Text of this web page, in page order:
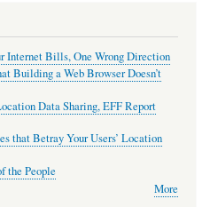
Internet Bills, One Wrong Direction
Building a Web Browser Doesn’t
Data Sharing, EFF Report
that Betray Your Users’ Location
the People
More